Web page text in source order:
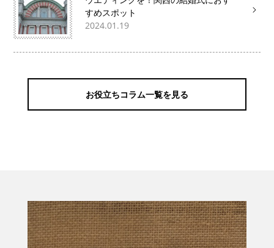
すめスポット
2024.01.19
お役立ちコラム一覧を見る